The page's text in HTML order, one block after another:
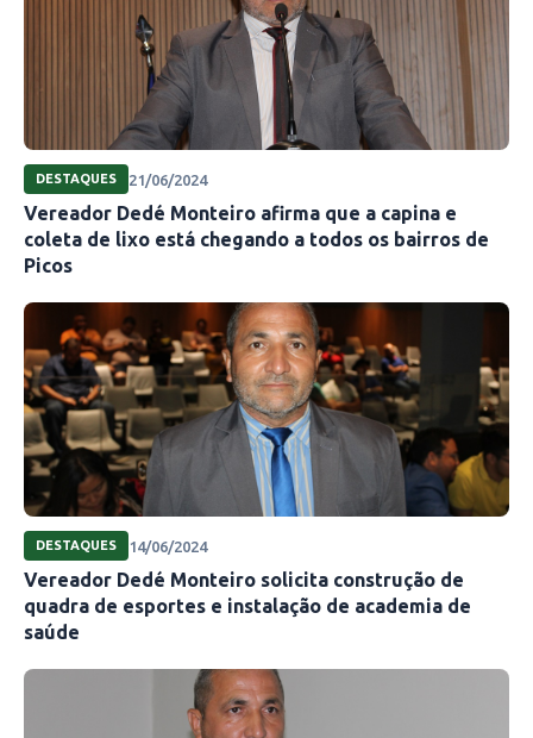
DESTAQUES 21/06/2024
Vereador Dedé Monteiro afirma que a capina e
coleta de lixo está chegando a todos os bairros de
Picos
DESTAQUES 14/06/2024
Vereador Dedé Monteiro solicita construção de
quadra de esportes e instalação de academia de
saúde